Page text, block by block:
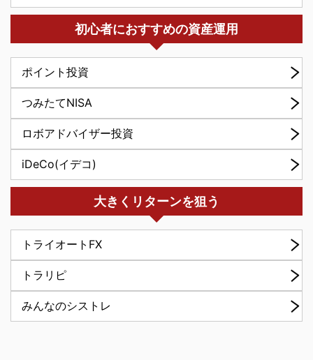
初心者におすすめの資産運用
ポイント投資
つみたてNISA
ロボアドバイザー投資
iDeCo(イデコ)
大きくリターンを狙う
トライオートFX
トラリピ
みんなのシストレ